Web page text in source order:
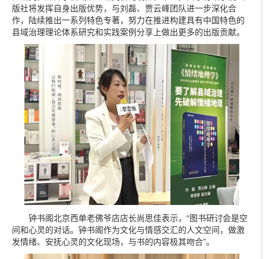
版社将发挥自身出版优势，与刘磊、贾云峰团队进一步深化合
作，陆续推出一系列特色专著，努力在推进构建具有中国特色的
县域治理理论体系研究和实践案例分享上做出更多的出版贡献。
钟书阁北京西单老佛爷店店长尚思佳表示，“图书研讨会是空
间和心灵的对话。钟书阁作为文化与情感交汇的人文空间，做激
发情绪、安抚心灵的文化现场，与书的内容极其吻合”。